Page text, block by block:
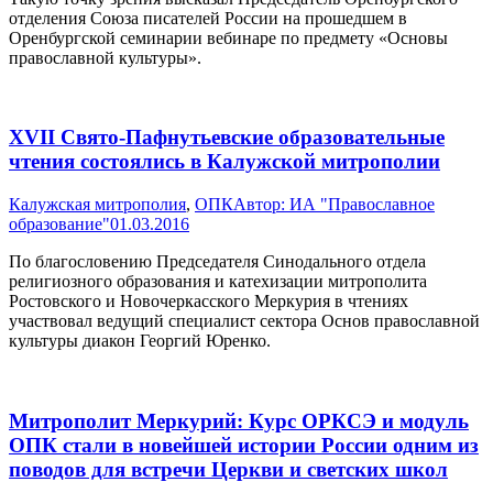
отделения Союза писателей России на прошедшем в
Оренбургской семинарии вебинаре по предмету «Основы
православной культуры».
XVII Свято-Пафнутьевские образовательные
чтения состоялись в Калужской митрополии
Калужская митрополия, ОПКАвтор: ИА "Православное
образование"01.03.2016
По благословению Председателя Синодального отдела
религиозного образования и катехизации митрополита
Ростовского и Новочеркасского Меркурия в чтениях
участвовал ведущий специалист сектора Основ православной
культуры диакон Георгий Юренко.
Митрополит Меркурий: Курс ОРКСЭ и модуль
ОПК стали в новейшей истории России одним из
поводов для встречи Церкви и светских школ